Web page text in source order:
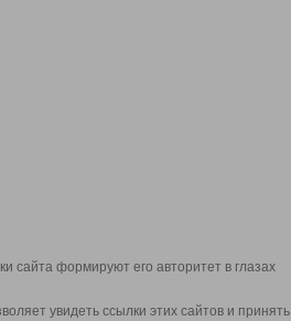
сайта формируют его авторитет в глазах
увидеть ссылки этих сайтов и принять